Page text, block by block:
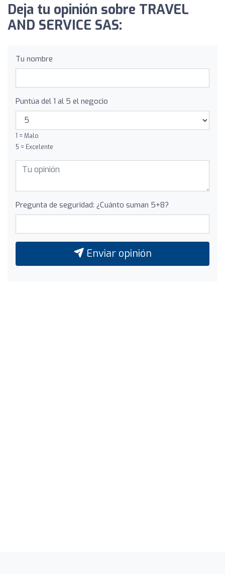
Deja tu opinión sobre TRAVEL
AND SERVICE SAS:
Tu nombre
Puntúa del 1 al 5 el negocio
1 = Malo
5 = Excelente
Pregunta de seguridad: ¿Cuánto suman 5+8?
Enviar opinión